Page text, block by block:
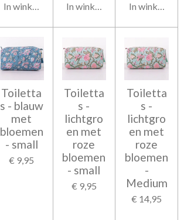
In winkelwagen In winkelwagen In
Toiletta
s - blauw
met
bloemen
- small
€ 9,95
Toiletta
s -
lichtgro
en met
roze
bloemen
- small
€ 9,95
Toiletta
s -
lichtgro
en met
roze
bloemen
-
Medium
€ 14,95